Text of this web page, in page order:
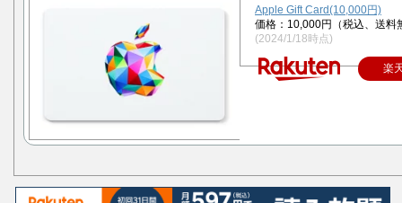
Apple Gift Card(10,000円)
価格：10,000円（税込、送料
(2024/1/18時点)
楽